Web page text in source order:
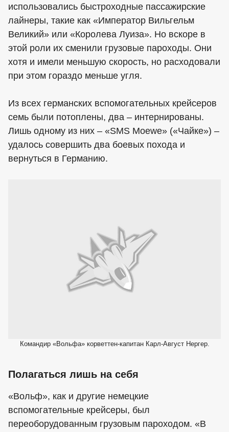
использовались быстроходные пассажирские
лайнеры, такие как «Император Вильгельм
Великий» или «Королева Луиза». Но вскоре в
этой роли их сменили грузовые пароходы. Они
хотя и имели меньшую скорость, но расходовали
при этом гораздо меньше угля.
Из всех германских вспомогательных крейсеров
семь были потоплены, два – интернированы.
Лишь одному из них – «SMS Moewe» («Чайке») –
удалось совершить два боевых похода и
вернуться в Германию.
Командир «Вольфа» корветтен-капитан Карл-Август Нергер.
Полагаться лишь на себя
«Вольф», как и другие немецкие
вспомогательные крейсеры, был
переоборудованным грузовым пароходом. «В